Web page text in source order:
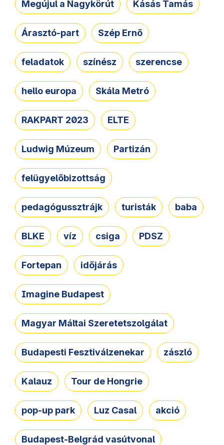
Megújul a Nagykörút Kásás Tamás
Árasztó-part Szép Ernő
feladatok színész szerencse
hello europa Skála Metró
RAKPART 2023 ELTE
Ludwig Múzeum Partizán
felügyelőbizottság
pedagógussztrájk turisták baba
BLKE víz csiga PDSZ
Fortepan időjárás
Imagine Budapest
Magyar Máltai Szeretetszolgálat
Budapesti Fesztiválzenekar zászló
Kalauz Tour de Hongrie
pop-up park Luz Casal akció
Budapest-Belgrád vasútvonal